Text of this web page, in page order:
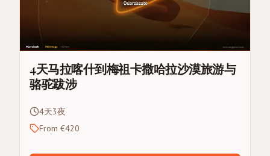
4天马拉喀什到梅祖卡撒哈拉沙漠旅游与
骆驼跋涉
4天3夜
From €420